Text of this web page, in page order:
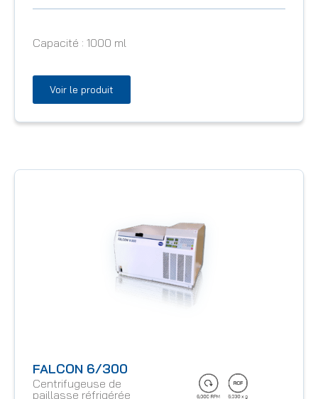
Capacité : 1000 ml
Voir le produit
FALCON 6/300
Centrifugeuse de
paillasse réfrigérée